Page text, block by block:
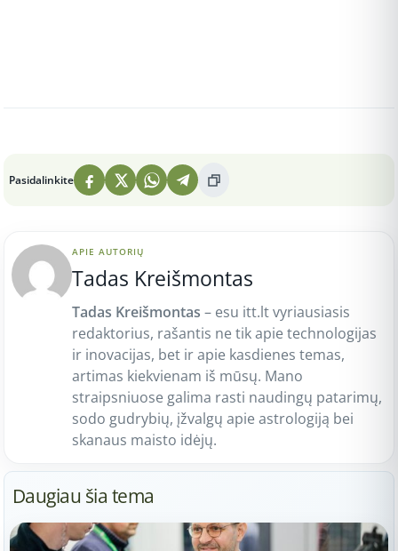
Pasidalinkite
APIE AUTORIŲ
Tadas Kreišmontas
Tadas Kreišmontas – esu itt.lt vyriausiasis
redaktorius, rašantis ne tik apie technologijas
ir inovacijas, bet ir apie kasdienes temas,
artimas kiekvienam iš mūsų. Mano
straipsniuose galima rasti naudingų patarimų,
sodo gudrybių, įžvalgų apie astrologiją bei
skanaus maisto idėjų.
Daugiau šia tema